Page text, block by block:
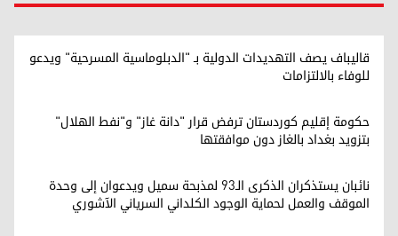
قاليباف يصف التهديدات الدولية بـ "الدبلوماسية المسرحية" ويدعو
للوفاء بالالتزامات
حكومة إقليم كوردستان ترفض قرار "دانة غاز" و"نفط الهلال"
بتزويد بغداد بالغاز دون موافقتها
نائبان يستذكران الذكرى الـ93 لمذبحة سميل ويدعوان إلى وحدة
الموقف والعمل لحماية الوجود الكلداني السرياني الآشوري